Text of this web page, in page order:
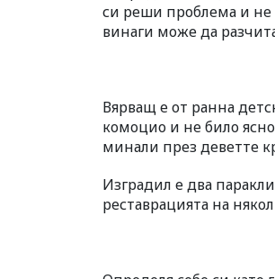
си реши проблема и не
винаги може да
Вярващ е от ранна
комоцио и не било
минали през деветте
Изградил е два
реставрацията на